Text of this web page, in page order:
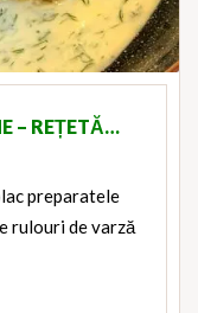
– REȚETĂ…
preparatele
rulouri de varză